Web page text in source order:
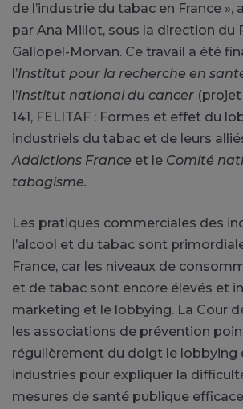
de l’industrie du tabac en France »,
par Ana Millot, sous la direction du
Gallopel-Morvan. Ce travail a été
l’Institut pour la recherche en
l’Institut national du cancer (projet
141, FELITAF : Formes et effet du
industriels du tabac et de leurs
Addictions France et le Comité
tabagisme.
Les pratiques commerciales des
l’alcool et du tabac sont
France, car les niveaux de
et de tabac sont encore élevés et
marketing et le lobbying. La Cour
les associations de prévention
régulièrement du doigt le lobbying
industries pour expliquer la
mesures de santé publique